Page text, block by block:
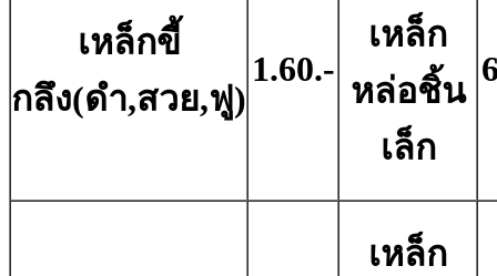
เหล็กขี้
กลึง(ดำ,สวย,ฟู)
1.60.-
เหล็ก
หล่อชิ้น
เล็ก
เหล็ก